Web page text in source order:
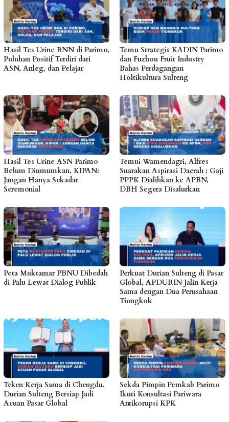
Hasil Tes Urine BNN di Parimo,
Puluhan Positif Terdiri dari
ASN, Anleg, dan Pelajar
Temu Strategis KADIN Parimo
dan Fuzhou Fruit Industry
Bahas Perdagangan
Holtikultura Sulteng
Hasil Tes Urine ASN Parimo
Belum Diumumkan, KIPAN:
Jangan Hanya Sekadar
Seremonial
Temui Wamendagri, Alfres
Suarakan Aspirasi Daerah : Gaji
PPPK Dialihkan ke APBN,
DBH Segera Disalurkan
Peta Muktamar PBNU Dibedah
di Palu Lewat Dialog Publik
Perkuat Durian Sulteng di Pasar
Global, APDURIN Jalin Kerja
Sama dengan Dua Perusahaan
Tiongkok
Teken Kerja Sama di Chengdu,
Durian Sulteng Bersiap Jadi
Acuan Pasar Global
Sekda Pimpin Pemkab Parimo
Ikuti Konsultasi Pariwara
Antikorupsi KPK